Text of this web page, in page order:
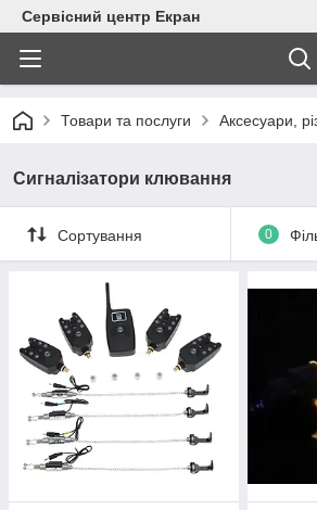
Сервісний центр Екран
Товари та послуги Аксесуари,
Сигналізатори клювання
Сортування 0